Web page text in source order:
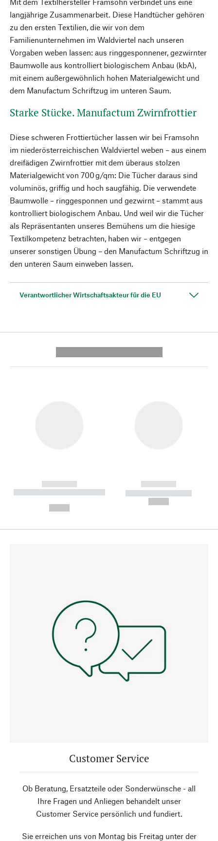
langjährige Zusammenarbeit. Diese Handtücher gehören
zu den ersten Textilien, die wir von dem
Familienunternehmen im Waldviertel nach unseren
Vorgaben weben lassen: aus ringgesponnener, gezwirnter
Baumwolle aus kontrolliert biologischem Anbau (kbA),
mit einem außergewöhnlich hohen Materialgewicht und
dem Manufactum Schriftzug im unteren Saum.
Starke Stücke. Manufactum Zwirnfrottier
Diese schweren Frottiertücher lassen wir bei Framsohn
im niederösterreichischen Waldviertel weben – aus einem
dreifädigen Zwirnfrottier mit dem überaus stolzen
Materialgewicht von 700 g/qm: Die Tücher daraus sind
voluminös, griffig und hoch saugfähig. Die verwendete
Baumwolle – ringgesponnen und gezwirnt – stammt aus
kontrolliert biologischem Anbau. Und weil wir die Tücher
als Repräsentanten unseres Bemühens um die hiesige
Textilkompetenz betrachten, haben wir – entgegen
unserer sonstigen Übung – den Manufactum Schriftzug in
den unteren Saum einweben lassen.
Verantwortlicher Wirtschaftsakteur für die EU
------------
----------- ----------- --------
------------
----------- -----------
Customer Service
Ob Beratung, Ersatzteile oder Sonderwünsche - all
Ihre Fragen und Anliegen behandelt unser
Customer Service persönlich und fundiert.
Sie erreichen uns von Montag bis Freitag unter der